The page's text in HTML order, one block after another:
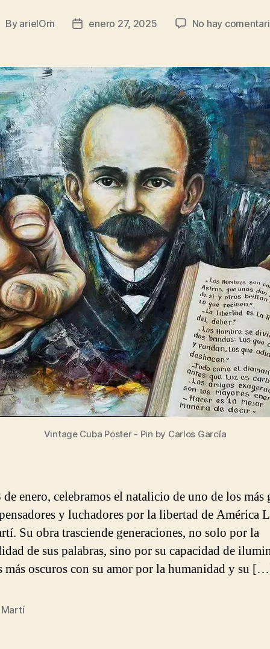
By arielOṁ
Postenero 27, 2025 No hay
Vintage Cuba Poster - Pin by Carlos García
enero, celebramos el natalicio de uno de los más
y luchadores por la libertad de América
Su obra trasciende generaciones, no solo por la
de sus palabras, sino por su capacidad de
más oscuros con su amor por la humanidad y su